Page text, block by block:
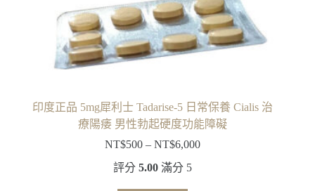
印度正品 5mg犀利士 Tadarise-5 日常保養 Cialis 治
療陽痿 男性勃起硬度功能障礙
NT$500 – NT$6,000
評分5.00 滿分 5